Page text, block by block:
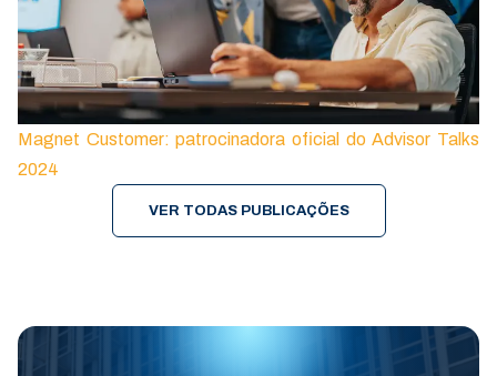
Magnet Customer: patrocinadora oficial do Advisor Talks
2024
VER TODAS PUBLICAÇÕES